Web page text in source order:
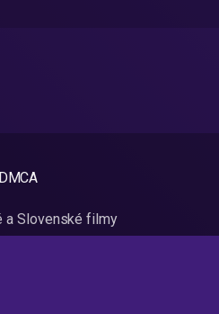
DMCA
a Slovenské filmy